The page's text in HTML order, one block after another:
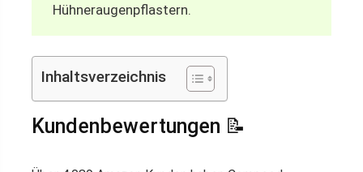
Hühneraugenpflastern.
Inhaltsverzeichnis
Kundenbewertungen 📝